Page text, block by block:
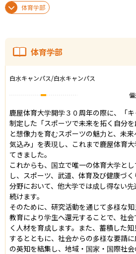
体育学部
体育学部
白水キャンパス/白水キャンパス
鹿屋体育大学開学３０周年の際に、「
制定した「スポーツで未来を拓く自分
と想像力を育むスポーツの魅力と、未
気込み」を表現し、これまで鹿屋体育
てきました。
これからも、国立で唯一の体育大学と
し、スポーツ、武道、体育及び健康づ
分野において、他大学では成し得ない
続けます。
そのために、研究活動を通じて多様な
教育により学生へ還元することで、社
く人材を育成します。また、蓄積した
するとともに、社会からの多様な要請
の英知を結集し、地域・国家・国際社会